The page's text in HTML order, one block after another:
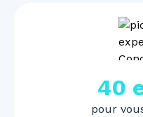
40
pour